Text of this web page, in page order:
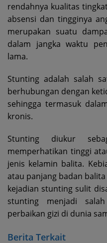
rendahnya kualitas
absensi dan tingginya
merupakan suatu
dalam jangka waktu
lama.
Stunting adalah salah
berhubungan dengan
sehingga termasuk
kronis.
Stunting diukur
memperhatikan tinggi
jenis kelamin balita.
atau panjang badan
kejadian stunting sulit
stunting menjadi
perbaikan gizi di dunia
Berita Terkait